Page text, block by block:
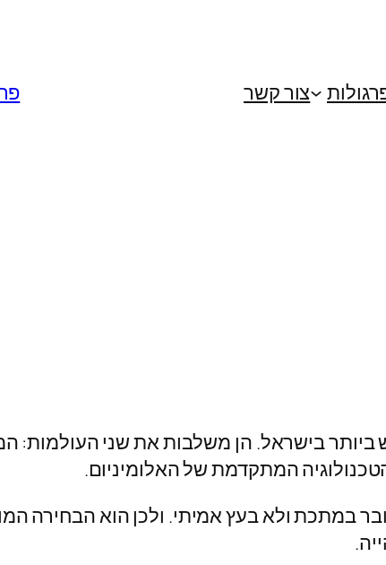
צור קשר
בישראל. הן משלבות את שני העולמות:
המתקדמת של האלומיניום.
במתכת ולא בעץ אמיתי. ולכן הוא הבחירה